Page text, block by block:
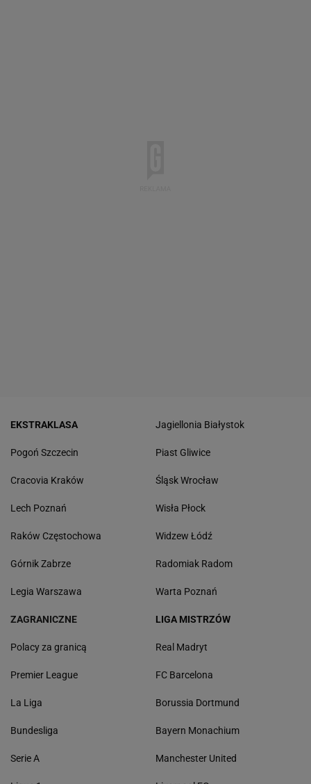
EKSTRAKLASA
Pogoń Szczecin
Cracovia Kraków
Lech Poznań
Raków Częstochowa
Górnik Zabrze
Legia Warszawa
Jagiellonia Białystok
Piast Gliwice
Śląsk Wrocław
Wisła Płock
Widzew Łódź
Radomiak Radom
Warta Poznań
ZAGRANICZNE
Polacy za granicą
Premier League
La Liga
Bundesliga
Serie A
LIGA MISTRZÓW
Real Madryt
FC Barcelona
Borussia Dortmund
Bayern Monachium
Manchester United